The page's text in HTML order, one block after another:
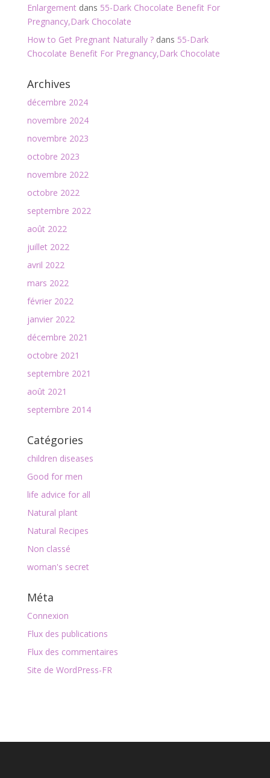
Enlargementdans 55-Dark Chocolate Benefit For
Pregnancy,Dark Chocolate
How to Get Pregnant Naturally ?dans 55-Dark
Chocolate Benefit For Pregnancy,Dark Chocolate
Archives
décembre 2024
novembre 2024
novembre 2023
octobre 2023
novembre 2022
octobre 2022
septembre 2022
août 2022
juillet 2022
avril 2022
mars 2022
février 2022
janvier 2022
décembre 2021
octobre 2021
septembre 2021
août 2021
septembre 2014
Catégories
children diseases
Good for men
life advice for all
Natural plant
Natural Recipes
Non classé
woman's secret
Méta
Connexion
Flux des publications
Flux des commentaires
Site de WordPress-FR